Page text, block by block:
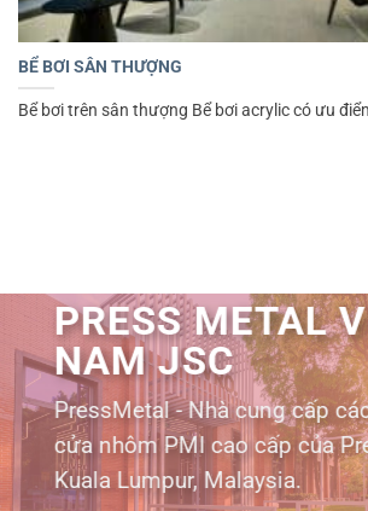
BỂ BƠI SÂN THƯỢNG
Bể bơi trên sân thượng Bể bơi acrylic có ưu
PRESS METAL
NAM JSC
PressMetal - Nhà cung cấp
cửa nhôm PMI cao cấp của
Kuala Lumpur, Malaysia.